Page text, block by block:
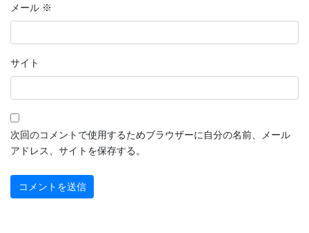
メール ※
サイト
次回のコメントで使用するためブラウザーに自分の名前、メール
アドレス、サイトを保存する。
2022年6月
2022年4月
2022年3月
2022年1月
2021年12月